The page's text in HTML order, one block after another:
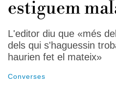
estiguem
L'editor diu que «més
dels qui s'haguessin
haurien fet el mateix»
Converses